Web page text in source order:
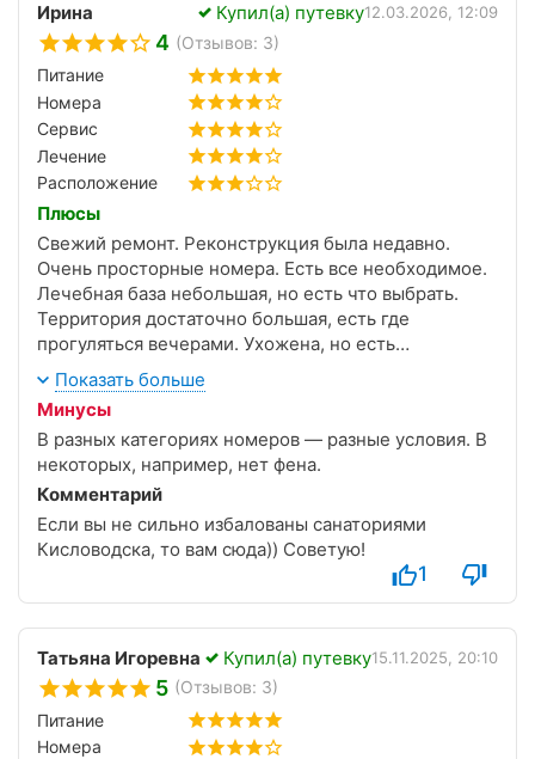
Ирина Купил(а) путевку12.03.2026, 12:09
4 (Отзывов: 3)
Питание
Номера
Сервис
Лечение
Расположение
Плюсы
Свежий ремонт. Реконструкция была недавно.
Очень просторные номера. Есть все необходимое.
Лечебная база небольшая, но есть что выбрать.
Территория достаточно большая, есть где
прогуляться вечерами. Ухожена, но есть
небольшие проблемы по дорожкам. Прекрасный
крытый, теплый бассейн, который работает весь
день, до 19.00. Есть и танцы, и тематические
вечера, все как во всех санаториях)) Организован
трансфер на набережную Ялты.
Показать больше
Минусы
В разных категориях номеров — разные условия. В
некоторых, например, нет фена.
Комментарий
Если вы не сильно избалованы санаториями
Кисловодска, то вам сюда)) Советую!
1
Татьяна Игоревна Купил(а) путевку15.11.2025, 20:10
5 (Отзывов: 3)
Питание
Номера